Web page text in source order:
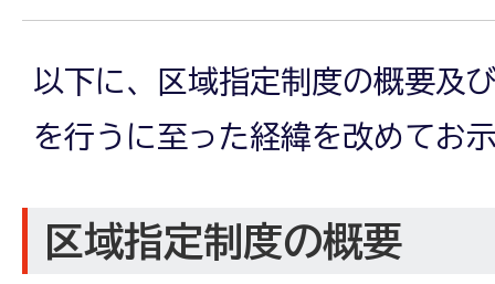
以下に、区域指定制度の概要及
を行うに至った経緯を改めてお
区域指定制度の概要